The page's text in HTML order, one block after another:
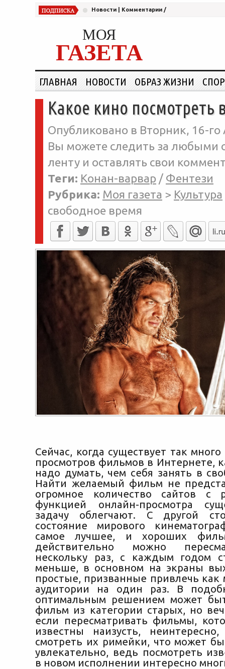
Новости Комментарии /
МОЯ
ГАЗЕТА
ГЛАВНАЯ НОВОСТИ ОБРАЗ ЖИЗНИ
Какое кино посмотреть
Опубликовано в Вторник, 16-го
Вы можете следить за любыми
ленту и оставлять свои
Теги: Конан-варвар / Фентези
Рубрика: Моя газета > Культура
свободное время
Сейчас, когда существует так
просмотров фильмов в Интернете,
надо думать, чем себя занять в
Найти желаемый фильм не
огромное количество сайтов с
функцией онлайн-просмотра
задачу облегчают. С другой
состояние мирового
самое лучшее, и хороших
действительно можно
нескольку раз, с каждым годом
меньше, в основном на экраны
простые, призванные привлечь
аудитории на один раз. В
оптимальным решением может
фильм из категории старых, но
если пересматривать фильмы,
известны наизусть,
смотреть их римейки, что может
увлекательно, ведь посмотреть
в новом исполнении интересно